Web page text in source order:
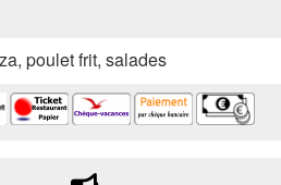
poulet frit, salades